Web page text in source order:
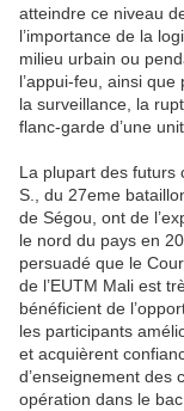
atteindre ce niveau
l’importance de la
milieu urbain ou
l’appui-feu, ainsi
la surveillance, la
flanc-garde d’une
La plupart des futurs
S., du 27eme
de Ségou, ont de
le nord du pays en
persuadé que le
de l’EUTM Mali est
bénéficient de
les participants
et acquièrent
d’enseignement des
opération dans le